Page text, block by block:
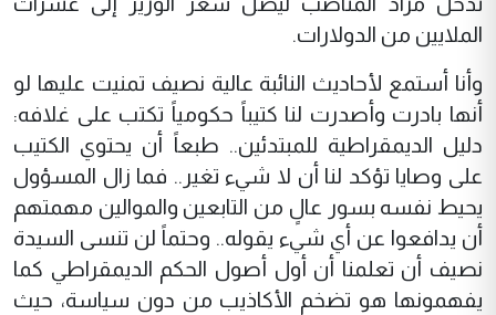
الملايين من الدولارات.
وأنا أستمع لأحاديث النائبة عالية نصيف تمنيت عليها لو
أنها بادرت وأصدرت لنا كتيباً حكومياً تكتب على غلافه:
دليل الديمقراطية للمبتدئين.. طبعاً أن يحتوي الكتيب
على وصايا تؤكد لنا أن لا شيء تغير.. فما زال المسؤول
يحيط نفسه بسور عالٍ من التابعين والموالين مهمتهم
أن يدافعوا عن أي شيء يقوله.. وحتماً لن تنسى السيدة
نصيف أن تعلمنا أن أول أصول الحكم الديمقراطي كما
يفهمونها هو تضخم الأكاذيب من دون سياسة، حيث